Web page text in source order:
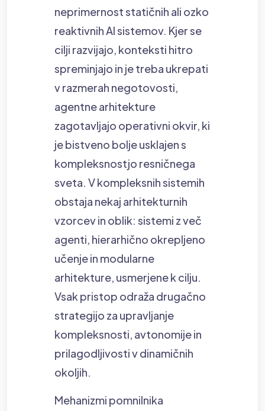
neprimernost statičnih ali ozko
reaktivnih AI sistemov. Kjer se
cilji razvijajo, konteksti hitro
spreminjajo in je treba ukrepati
v razmerah negotovosti,
agentne arhitekture
zagotavljajo operativni okvir, ki
je bistveno bolje usklajen s
kompleksnostjo resničnega
sveta. V kompleksnih sistemih
obstaja nekaj arhitekturnih
vzorcev in oblik: sistemi z več
agenti, hierarhično okrepljeno
učenje in modularne
arhitekture, usmerjene k cilju.
Vsak pristop odraža drugačno
strategijo za upravljanje
kompleksnosti, avtonomije in
prilagodljivosti v dinamičnih
okoljih.
Mehanizmi pomnilnika